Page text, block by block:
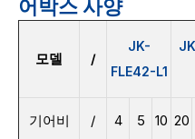
어박스 사양
모델 /
JK-
FLE42-L1
기어비 / 4 5 10 20